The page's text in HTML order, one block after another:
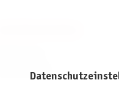
Datenschutz